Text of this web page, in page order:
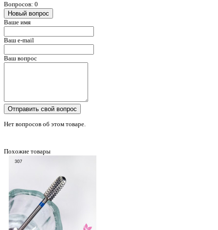
Вопросов: 0
Новый вопрос
Ваше имя
Ваш e-mail
Ваш вопрос
Отправить свой вопрос
Нет вопросов об этом товаре.
Похожие товары